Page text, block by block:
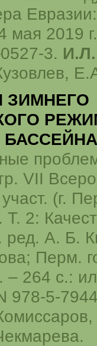
мая 2019
3.
ЗИМНЕГО
VII
(г.
Т. 2:
ред. А. Б.
Перм.
– 264 с.:
978-5-